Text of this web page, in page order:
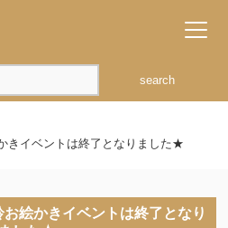
search
きイベントは終了となりました★
絵かきイベントは終了となり